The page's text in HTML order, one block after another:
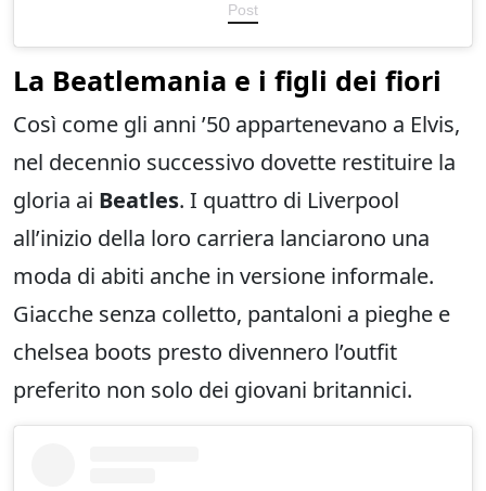
Post
La Beatlemania e i figli dei fiori
Così come gli anni ’50 appartenevano a Elvis,
nel decennio successivo dovette restituire la
gloria ai Beatles. I quattro di Liverpool
all’inizio della loro carriera lanciarono una
moda di abiti anche in versione informale.
Giacche senza colletto, pantaloni a pieghe e
chelsea boots presto divennero l’outfit
preferito non solo dei giovani britannici.